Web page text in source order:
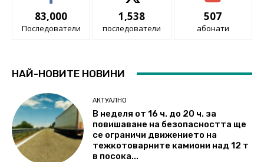
83,000
Последователи
1,538
последователи
507
абонати
НАЙ-НОВИТЕ НОВИНИ
АКТУАЛНО
В неделя от 16 ч. до 20 ч. за
повишаване на безопасността ще
се ограничи движението на
тежкотоварните камиони над 12 т
в посока...